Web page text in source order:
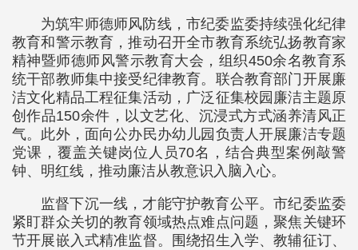
为筑牢师德师风防线，市纪委监委持续强化纪律
教育和警示教育，推动召开全市教育系统弘扬教育家
精神暨师德师风警示教育大会，组织450余名教育系
统干部教师集中接受纪律教育。联合教育部门开展廉
洁文化精品工程征集活动，广泛征集校园廉洁主题原
创作品150余件，以文艺化、沉浸式方式涵养清风正
气。此外，面向公办民办幼儿园负责人开展廉洁专题
党课，覆盖关键岗位人员70名，结合典型案例敲警
钟、明红线，推动廉洁从教意识入脑入心。
监督下沉一线，才能守护教育公平。市纪委监委
紧盯群众关切的教育领域热点难点问题，聚焦关键环
节开展嵌入式精准监督。围绕招生入学、教辅征订、